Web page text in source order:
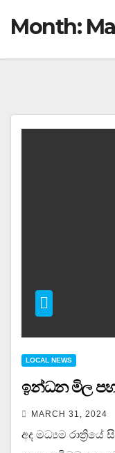
Month:
LOCAL NEWS
ඉන්ධන මිල
MARCH 31, 2024
අද මධ්‍යම